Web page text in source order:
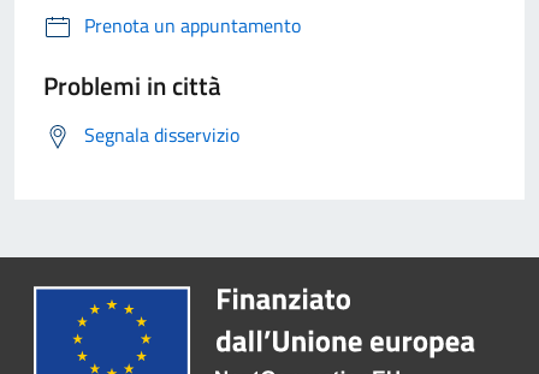
Prenota un appuntamento
Problemi in città
Segnala disservizio